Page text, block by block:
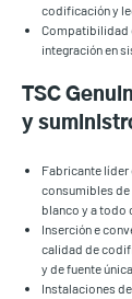
codificación y
Compatibilidad
integración en
TSC
y
Fabricante líder
consumibles de
blanco y a todo
Inserción e
calidad de
y de fuente única.
Instalaciones